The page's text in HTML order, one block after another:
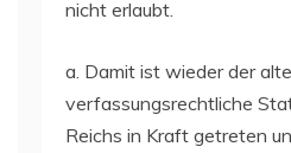
nicht erlaubt.
a. Damit ist wieder der alte
verfassungsrechtliche
Reichs in Kraft getreten